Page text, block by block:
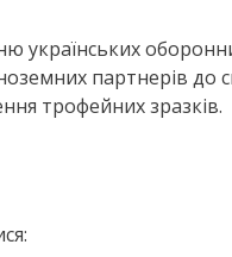
українських
партнерів до
трофейних зразків.